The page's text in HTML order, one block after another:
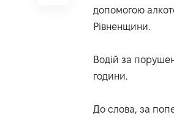
допомогою
Рівненщини.
Водій за
години.
До слова, за